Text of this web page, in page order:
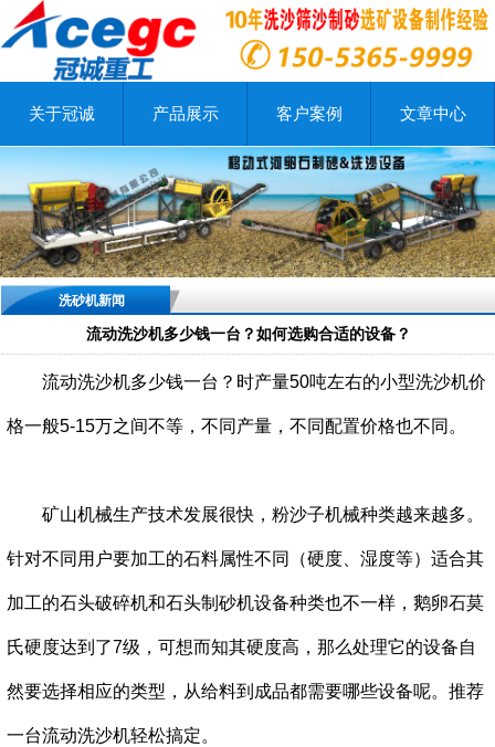
关于冠诚 产品展示 客户案例 文章中心
洗砂机新闻
流动洗沙机多少钱一台？如何选购合适的设备？
流动洗沙机多少钱一台？时产量50吨左右的小型洗沙机价
格一般5-15万之间不等，不同产量，不同配置价格也不同。
矿山机械生产技术发展很快，粉沙子机械种类越来越多。
针对不同用户要加工的石料属性不同（硬度、湿度等）适合其
加工的石头破碎机和石头制砂机设备种类也不一样， 鹅卵石莫
氏硬度达到了7级，可想而知其硬度高，那么处理它的设备自
然要选择相应的类型，从给料到成品都需要哪些设备呢。推荐
一台流动洗沙机轻松搞定。